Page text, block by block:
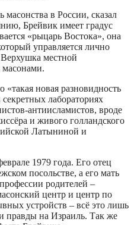
масонства в России, сказал
Брейвик имеет градус
«рыцарь Востока», она
управляется лично
местной
масонами.
новая разновидность
лабораториях
антиисламистов, вроде
и живого голландского
Латыниной и
1979 года. Его отец
посольстве, а его мать
родителей –
центр и центр по
устройств – всё это лишь
правды на Израиль. Так же